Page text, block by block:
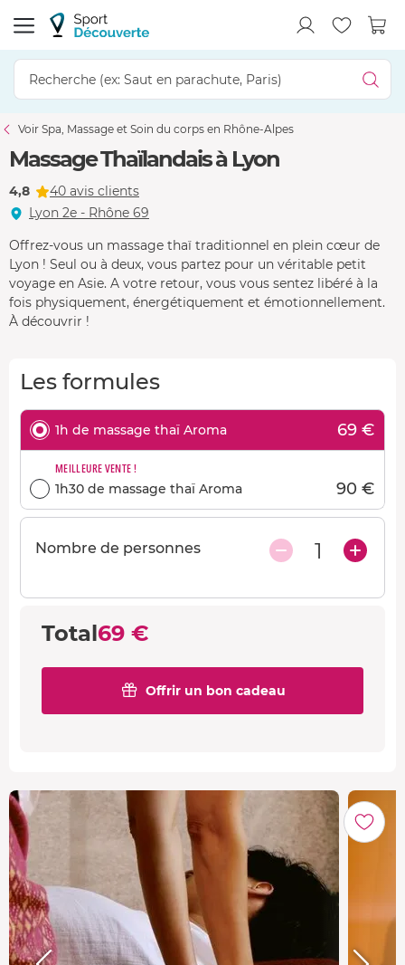
Voir Spa, Massage et Soin du corps en Rhône-Alpes
Massage Thaïlandais à Lyon
4,8
40 avis clients
Lyon 2e - Rhône 69
Offrez-vous un massage thaï traditionnel en plein cœur de
Lyon ! Seul ou à deux, vous partez pour un véritable petit
voyage en Asie. A votre retour, vous vous sentez libéré à la
fois physiquement, énergétiquement et émotionnellement.
À découvrir !
Les formules
1h de massage thaï Aroma 69 €
MEILLEURE VENTE !
1h30 de massage thaï Aroma 90 €
Nombre de personnes 1
Total69 €
Offrir un bon cadeau